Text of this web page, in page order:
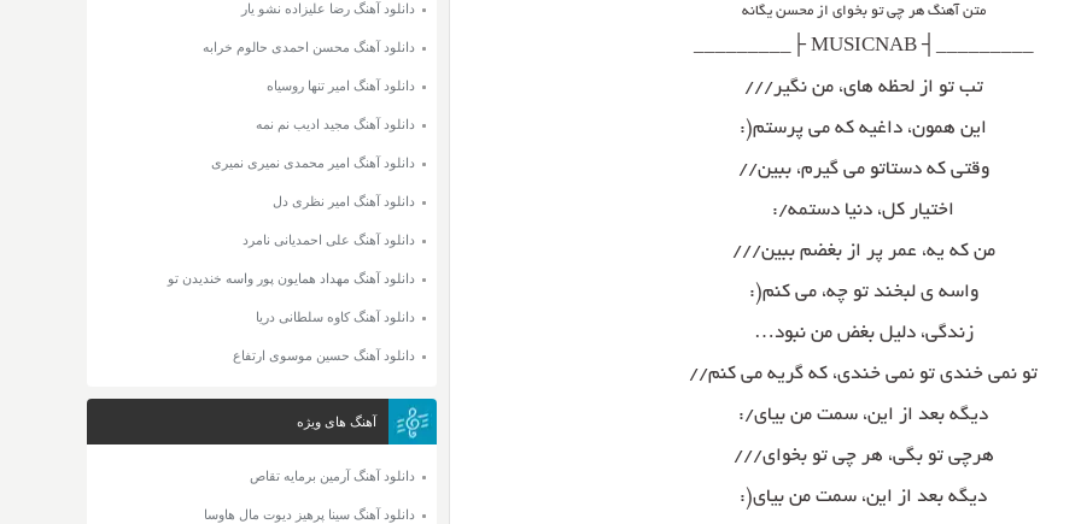
متن آهنگ هر چی تو بخوای از محسن یگانه
_________┤ MUSICNAB ├_________
تب تو از لحظه های، من نگیر///
این همون، داغیه که می پرستم(:
وقتی که دستاتو می گیرم، ببین//
اختیار کل، دنیا دستمه/:
من که یه، عمر پر از بغضم ببین///
واسه ی لبخند تو چه، می کنم(:
زندگی، دلیل بغض من نبود…
تو نمی خندی تو نمی خندی، که گریه می کنم//
دیگه بعد از این، سمت من بیای/:
هرچی تو بگی، هر چی تو بخوای///
دیگه بعد از این، سمت من بیای(:
دانلود آهنگ رضا علیزاده نشو یار
دانلود آهنگ محسن احمدی حالوم خرابه
دانلود آهنگ امیر تنها روسیاه
دانلود آهنگ مجید ادیب نم نمه
دانلود آهنگ امیر محمدی نمیری نمیری
دانلود آهنگ امیر نظری دل
دانلود آهنگ علی احمدیانی نامرد
دانلود آهنگ مهداد همایون پور واسه خندیدن تو
دانلود آهنگ کاوه سلطانی دریا
دانلود آهنگ حسین موسوی ارتفاع
آهنگ های ویژه
دانلود آهنگ آرمین برمایه تقاص
دانلود آهنگ سینا پرهیز دیوت مال هاوسا